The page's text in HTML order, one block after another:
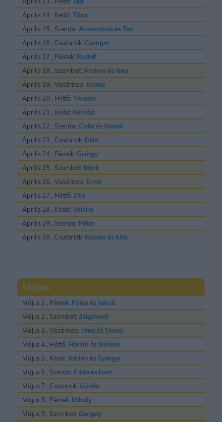
Április 14., Kedd: Tibor
Április 15., Szerda: Anasztázia ésTas
Április 16., Csütörtök: Csongor
Április 17., Péntek: Rudolf
Április 18., Szombat: Andrea és Ilma
Április 19., Vasárnap: Emma
Április 20., Hétfő: Tivadar
Április 21., Kedd: Konrád
Április 22., Szerda: Csilla és Noémi
Április 23., Csütörtök: Béla
Április 24., Péntek: György
Április 25., Szombat: Márk
Április 26., Vasárnap: Ervin
Április 27., Hétfő: Zita
Április 28., Kedd: Valéria
Április 29., Szerda: Péter
Április 30., Csütörtök: Katalin és Kitti
Május
Május 1., Péntek: Fülöp és Jakab
Május 2., Szombat: Zsigmond
Május 3., Vasárnap: Irma ésTimea
Május 4., Hétfő: Flórián és Mónika
Május 5., Kedd: Adrián és Györgyi
Május 6., Szerda: Frida és Ivett
Május 7., Csütörtök: Gizella
Május 8., Péntek: Mihály
Május 9., Szombat: Gergely